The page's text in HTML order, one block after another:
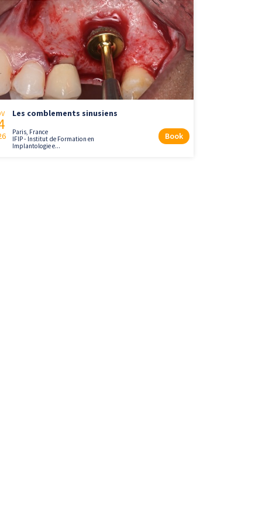
Les comblements sinusiens
Paris, France
IFIP - Institut de Formation en
Implantologie e...
Book